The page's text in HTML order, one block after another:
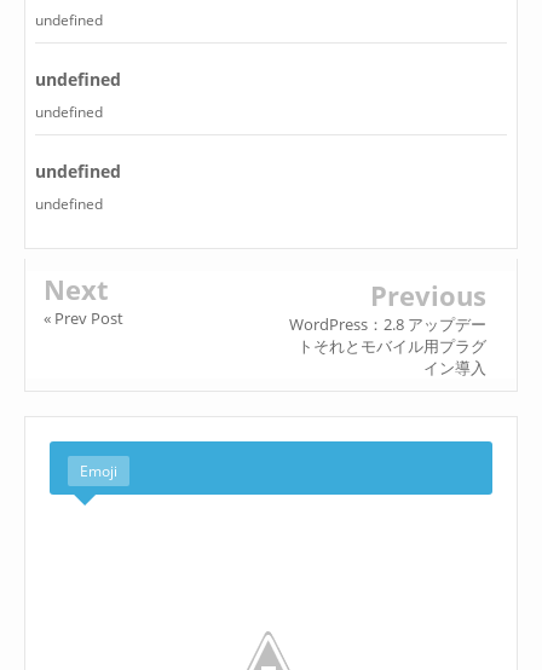
undefined
undefined
undefined
undefined
undefined
Next
« Prev Post
Previous
WordPress：2.8 アップデー
トそれとモバイル用プラグ
イン導入
Emoji